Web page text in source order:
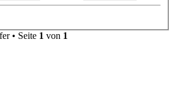
• Seite 1 von 1